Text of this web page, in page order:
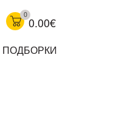
0
0.00€
ПОДБОРКИ